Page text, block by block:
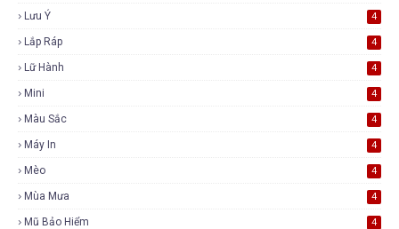
Lưu Ý 4
Lắp Ráp 4
Lữ Hành 4
Mini 4
Màu Sắc 4
Máy In 4
Mèo 4
Mùa Mưa 4
Mũ Bảo Hiểm 4